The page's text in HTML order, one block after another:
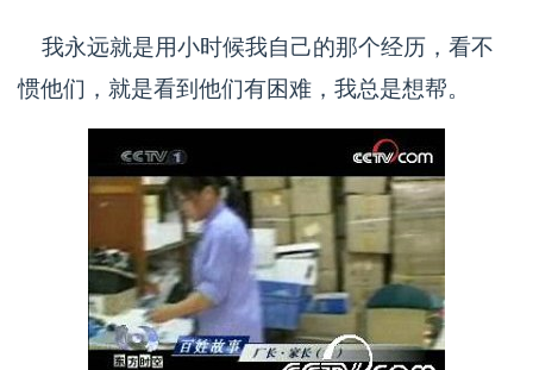
我永远就是用小时候我自己的那个经历，看不
惯他们，就是看到他们有困难，我总是想帮。